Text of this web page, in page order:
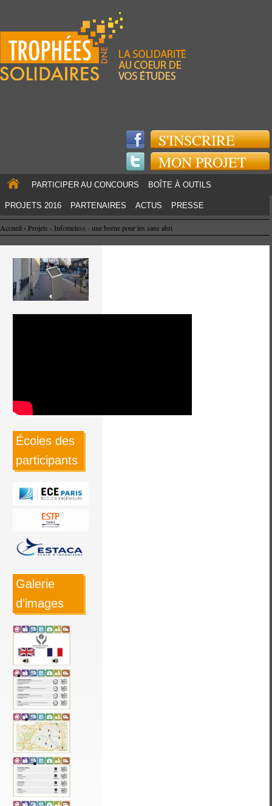
S'INSCRIRE
MON PROJET
PARTICIPER AU CONCOURS BOÎTE À OUTILS
PROJETS 2016 PARTENAIRES ACTUS PRESSE
Accueil › Projets › Infomeless - une borne pour les sans abri
Écoles des
participants
Galerie
d'images